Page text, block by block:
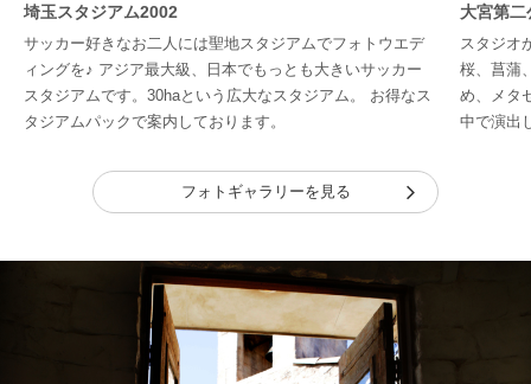
埼玉スタジアム2002
サッカー好きなお二人には聖地スタジアムでフォトウエデ
ィングを♪ アジア最大級、日本でもっとも大きいサッカー
スタジアムです。30haという広大なスタジアム。 お得なス
タジアムパックで案内しております。
大宮第
スタジオ
桜、菖蒲
め、メタ
中で演出
フォトギャラリーを見る